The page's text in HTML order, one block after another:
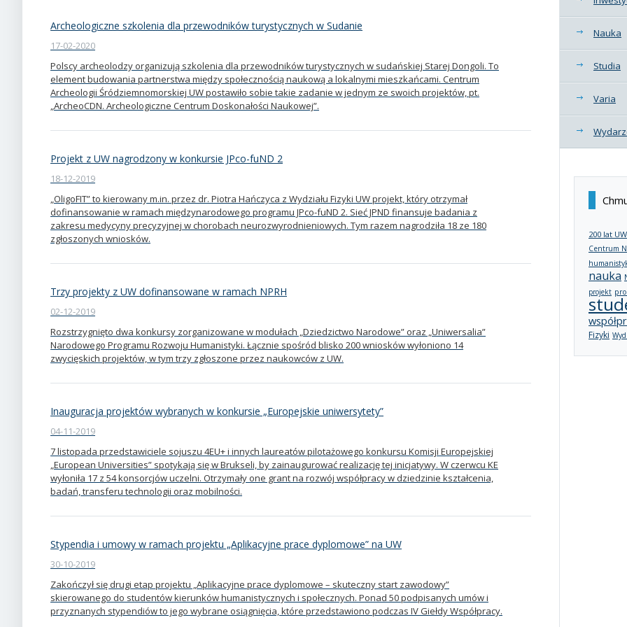
Archeologiczne szkolenia dla przewodników turystycznych w Sudanie
17-02-2020
Polscy archeolodzy organizują szkolenia dla przewodników turystycznych w sudańskiej Starej Dongoli. To
element budowania partnerstwa między społecznością naukową a lokalnymi mieszkańcami. Centrum
Archeologii Śródziemnomorskiej UW postawiło sobie takie zadanie w jednym ze swoich projektów, pt.
„ArcheoCDN. Archeologiczne Centrum Doskonałości Naukowej”.
Projekt z UW nagrodzony w konkursie JPco-fuND 2
18-12-2019
„OligoFIT” to kierowany m.in. przez dr. Piotra Hańczyca z Wydziału Fizyki UW projekt, który otrzymał
dofinansowanie w ramach międzynarodowego programu JPco-fuND 2. Sieć JPND finansuje badania z
zakresu medycyny precyzyjnej w chorobach neurozwyrodnieniowych. Tym razem nagrodziła 18 ze 180
zgłoszonych wniosków.
Trzy projekty z UW dofinansowane w ramach NPRH
02-12-2019
Rozstrzygnięto dwa konkursy zorganizowane w modułach „Dziedzictwo Narodowe” oraz „Uniwersalia”
Narodowego Programu Rozwoju Humanistyki. Łącznie spośród blisko 200 wniosków wyłoniono 14
zwycięskich projektów, w tym trzy zgłoszone przez naukowców z UW.
Inauguracja projektów wybranych w konkursie „Europejskie uniwersytety”
04-11-2019
7 listopada przedstawiciele sojuszu 4EU+ i innych laureatów pilotażowego konkursu Komisji Europejskiej
„European Universities” spotykają się w Brukseli, by zainaugurować realizację tej inicjatywy. W czerwcu KE
wyłoniła 17 z 54 konsorcjów uczelni. Otrzymały one grant na rozwój współpracy w dziedzinie kształcenia,
badań, transferu technologii oraz mobilności.
Stypendia i umowy w ramach projektu „Aplikacyjne prace dyplomowe” na UW
30-10-2019
Zakończył się drugi etap projektu „Aplikacyjne prace dyplomowe – skuteczny start zawodowy”
skierowanego do studentów kierunków humanistycznych i społecznych. Ponad 50 podpisanych umów i
przyznanych stypendiów to jego wybrane osiągnięcia, które przedstawiono podczas IV Giełdy Współpracy.
Nauka
Studia
Varia
200 lat UW
Centrum
nauka
projekt
Fizyki